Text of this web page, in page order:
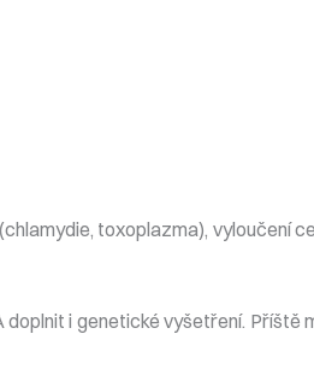
toxoplazma), vyloučení
i genetické vyšetření. Příště